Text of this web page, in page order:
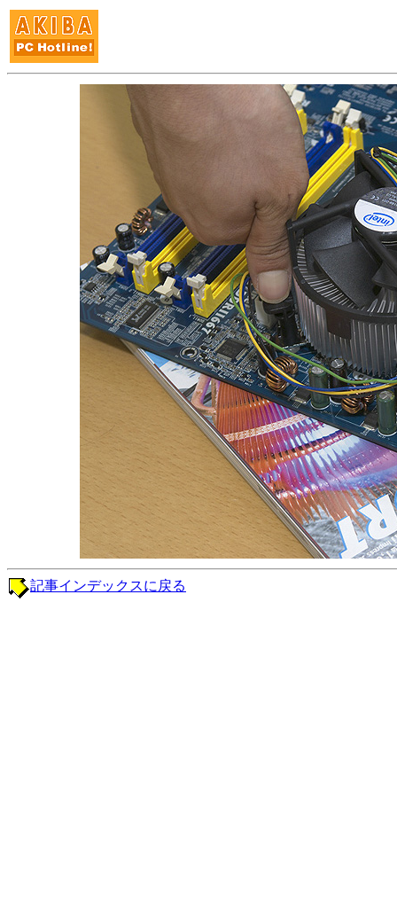
記事インデックスに戻る